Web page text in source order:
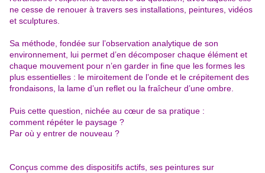
ne cesse de renouer à travers ses installations, peintures, vidéos
et sculptures.
Sa méthode, fondée sur l’observation analytique de son
environnement, lui permet d’en décomposer chaque élément et
chaque mouvement pour n’en garder in fine que les formes les
plus essentielles : le miroitement de l’onde et le crépitement des
frondaisons, la lame d’un reflet ou la fraîcheur d’une ombre.
Puis cette question, nichée au cœur de sa pratique :
comment répéter le paysage ?
Par où y entrer de nouveau ?
Conçus comme des dispositifs actifs, ses peintures sur